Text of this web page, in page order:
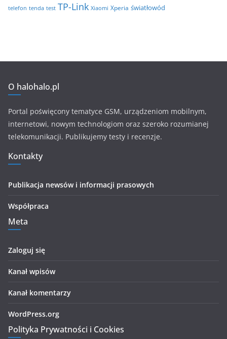
telefon tenda test TP-Link Xiaomi Xperia światłowód
O halohalo.pl
Portal poświęcony tematyce GSM, urządzeniom mobilnym,
internetowi, nowym technologiom oraz szeroko rozumianej
telekomunikacji. Publikujemy testy i recenzje.
Kontakty
Publikacja newsów i informacji prasowych
Współpraca
Meta
Zaloguj się
Kanał wpisów
Kanał komentarzy
WordPress.org
Polityka Prywatności i Cookies